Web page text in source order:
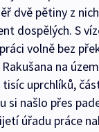
dvě pětiny z
dospělých. S
volně bez
na
uprchlíků,
si našlo přes
úřadu práce